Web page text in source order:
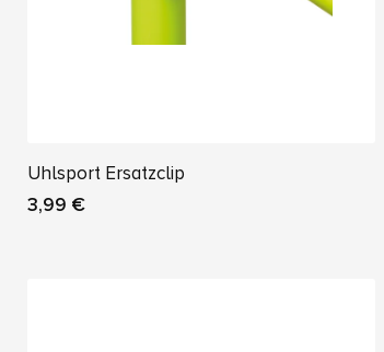
Uhlsport Ersatzclip
3,99 €